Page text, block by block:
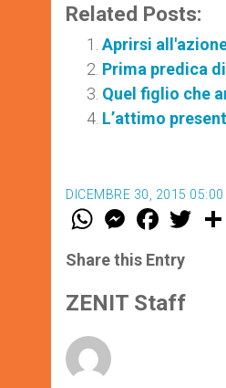
Related Posts:
Aprirsi
Prima predica
Quel figlio che
L’attimo
DICEMBRE 30, 2015 05:00
W
t
s
p
p
M
e
s
e
g
e
F
a
e
b
o
k
w
Share this Entry
ZENIT Staff